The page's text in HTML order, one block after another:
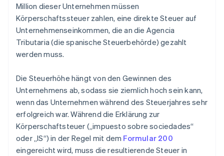
Million dieser Unternehmen müssen
Körperschaftssteuer zahlen, eine direkte Steuer auf
Unternehmenseinkommen, die an die Agencia
Tributaria (die spanische Steuerbehörde) gezahlt
werden muss.
Die Steuerhöhe hängt von den Gewinnen des
Unternehmens ab, sodass sie ziemlich hoch sein kann,
wenn das Unternehmen während des Steuerjahres sehr
erfolgreich war. Während die Erklärung zur
Körperschaftsteuer („impuesto sobre sociedades“
oder „IS“) in der Regel mit dem Formular 200
eingereicht wird, muss die resultierende Steuer in